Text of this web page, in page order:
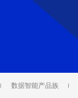
数据智能产品族